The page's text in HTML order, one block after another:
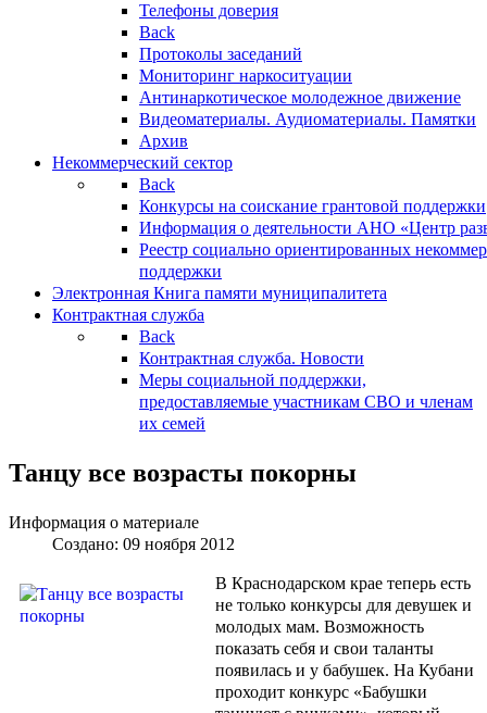
Телефоны доверия
Back
Протоколы заседаний
Мониторинг наркоситуации
Антинаркотическое молодежное движение
Видеоматериалы. Аудиоматериалы. Памятки
Архив
Некоммерческий сектор
Back
Конкурсы на соискание грантовой поддержки
Информация о деятельности АНО «Центр
Реестр социально ориентированных
поддержки
Электронная Книга памяти муниципалитета
Контрактная служба
Back
Контрактная служба. Новости
Меры социальной поддержки,
предоставляемые участникам СВО и членам
их семей
Танцу все возрасты покорны
Информация о материале
Создано: 09 ноября 2012
В Краснодарском крае теперь есть
не только конкурсы для девушек и
молодых мам. Возможность
показать себя и свои таланты
появилась и у бабушек. На Кубани
проходит конкурс «Бабушки